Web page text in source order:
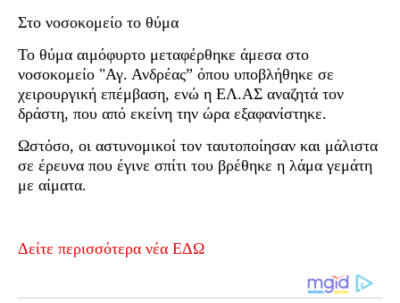
Στο νοσοκομείο το θύμα
Το θύμα αιμόφυρτο μεταφέρθηκε άμεσα στο
νοσοκομείο "Αγ. Ανδρέας” όπου υποβλήθηκε σε
χειρουργική επέμβαση, ενώ η ΕΛ.ΑΣ αναζητά τον
δράστη, που από εκείνη την ώρα εξαφανίστηκε.
Ωστόσο, οι αστυνομικοί τον ταυτοποίησαν και μάλιστα
σε έρευνα που έγινε σπίτι του βρέθηκε η λάμα γεμάτη
με αίματα.
Δείτε περισσότερα νέα ΕΔΩ